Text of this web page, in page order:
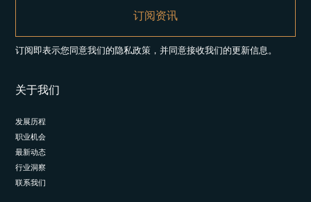
订阅即表示您同意我们的隐私政策，并同意接收我们的更新信息。
关于我们
发展历程
职业机会
最新动态
行业洞察
联系我们